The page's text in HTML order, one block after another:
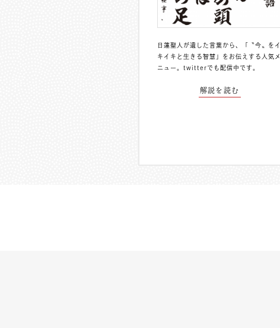
日蓮聖人が遺した言葉から、「〝今〟をイ
キイキと生きる智慧」をお伝えする人気メ
ニュー。 twitterでも配信中 です。
解説を読む